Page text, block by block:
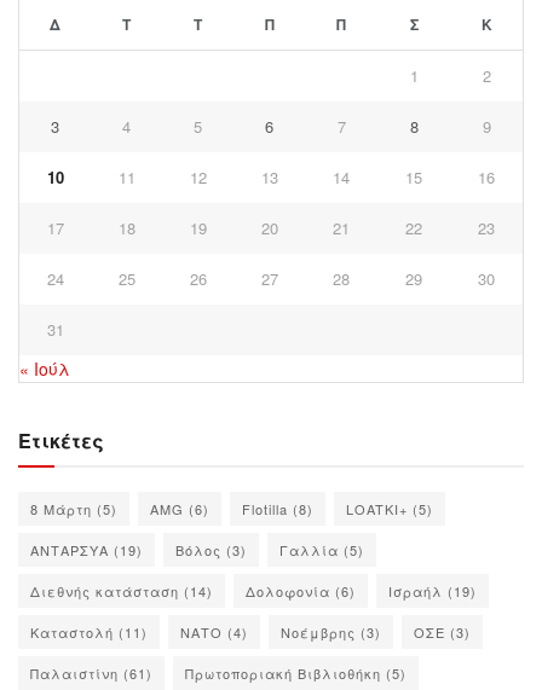
Δ Τ Τ Π Π Σ Κ
1 2
3 4 5 6 7 8 9
10 11 12 13 14 15 16
17 18 19 20 21 22 23
24 25 26 27 28 29 30
31
« Ιούλ
Ετικέτες
8 Μάρτη (5) AMG (6) Flotilla (8) LOATKI+ (5)
ΑΝΤΑΡΣΥΑ (19) Βόλος (3) Γαλλία (5)
Διεθνής κατάσταση (14) Δολοφονία (6) Ισραήλ (19)
Καταστολή (11) ΝΑΤΟ (4) Νοέμβρης (3) ΟΣΕ (3)
Παλαιστίνη (61) Πρωτοποριακή Βιβλιοθήκη (5)